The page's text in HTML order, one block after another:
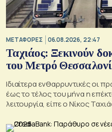
ΜΕΤΑΦΟΡΕΣ 06.08.2026, 22:47
Ταχιάος: Ξεκινούν
του Μετρό
Ιδιαίτερα ενθαρρυντικές οι
έως το τέλος του μήνα η
λειτουργία, είπε ο Νίκος